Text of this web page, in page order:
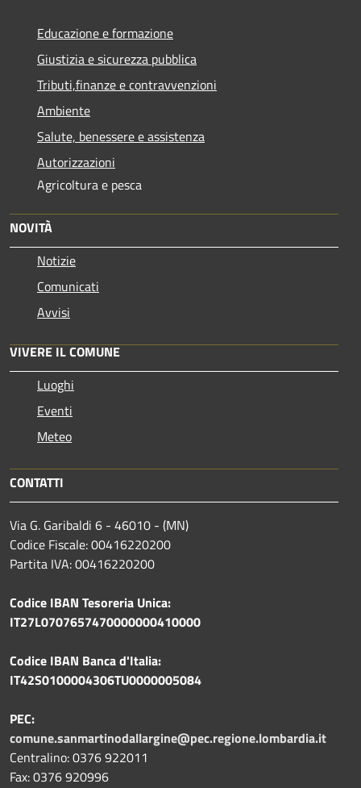
Educazione e formazione
Giustizia e sicurezza pubblica
Tributi,finanze e contravvenzioni
Ambiente
Salute, benessere e assistenza
Autorizzazioni
Agricoltura e pesca
NOVITÀ
Notizie
Comunicati
Avvisi
VIVERE IL COMUNE
Luoghi
Eventi
Meteo
CONTATTI
Via G. Garibaldi 6 - 46010 - (MN)
Codice Fiscale: 00416220200
Partita IVA: 00416220200
Codice IBAN Tesoreria Unica:
IT27L0707657470000000410000
Codice IBAN Banca d'Italia:
IT42S0100004306TU0000005084
PEC:
comune.sanmartinodallargine@pec.regione.lombardia.it
Centralino: 0376 922011
Fax: 0376 920996